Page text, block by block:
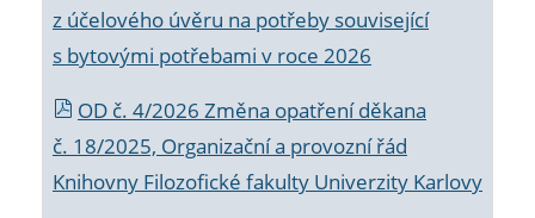
z účelového úvěru na potřeby související
s bytovými potřebami v roce 2026
OD č. 4/2026 Změna opatření děkana
č. 18/2025, Organizační a provozní řád
Knihovny Filozofické fakulty Univerzity Karlovy